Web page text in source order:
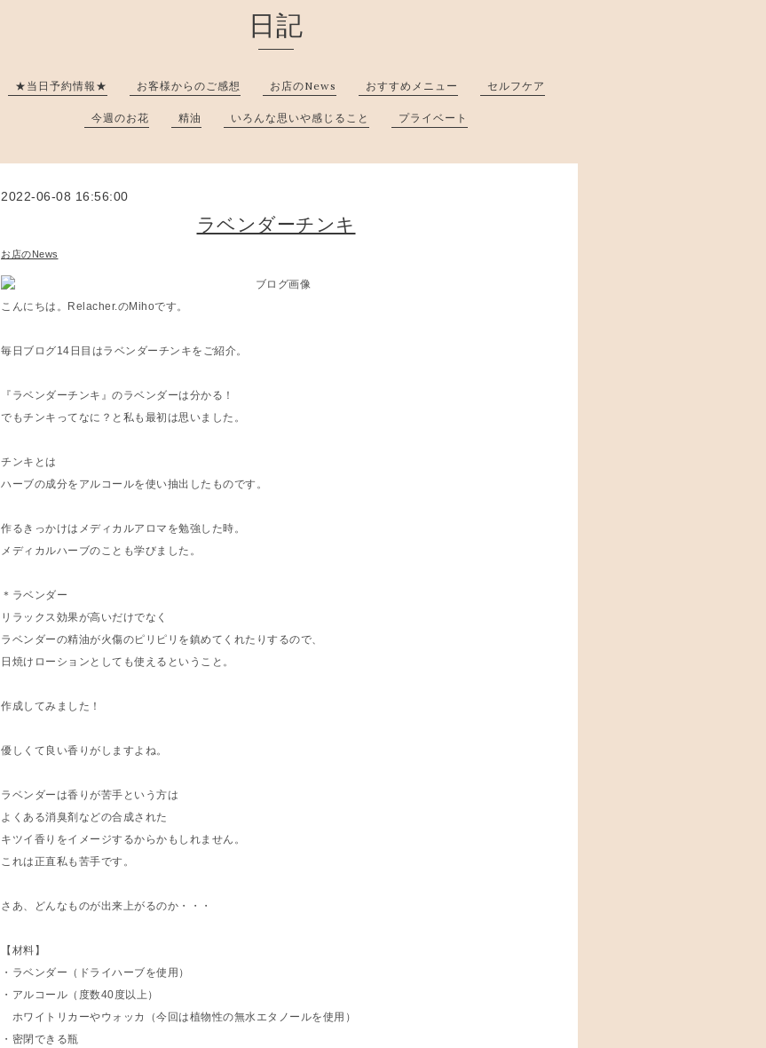
日記
★当日予約情報★ お客様からのご感想 お店のNews おすすめメニュー セルフケア
今週のお花 精油 いろんな思いや感じること プライベート
2022-06-08 16:56:00
ラベンダーチンキ
お店のNews
こんにちは。Relacher.のMihoです。
毎日ブログ14日目はラベンダーチンキをご紹介。
『ラベンダーチンキ』のラベンダーは分かる！
でもチンキってなに？と私も最初は思いました。
チンキとは
ハーブの成分をアルコールを使い抽出したものです。
作るきっかけはメディカルアロマを勉強した時。
メディカルハーブのことも学びました。
＊ラベンダー
リラックス効果が高いだけでなく
ラベンダーの精油が火傷のピリピリを鎮めてくれたりするので、
日焼けローションとしても使えるということ。
作成してみました！
優しくて良い香りがしますよね。
ラベンダーは香りが苦手という方は
よくある消臭剤などの合成された
キツイ香りをイメージするからかもしれません。
これは正直私も苦手です。
さあ、どんなものが出来上がるのか・・・
【材料】
・ラベンダー（ドライハーブを使用）
・アルコール（度数40度以上）
ホワイトリカーやウォッカ（今回は植物性の無水エタノールを使用）
・密閉できる瓶